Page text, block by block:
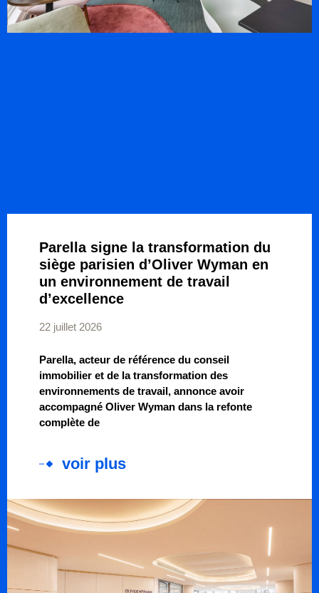
Parella signe la transformation du
siège parisien d’Oliver Wyman en
un environnement de travail
d’excellence
22 juillet 2026
Parella, acteur de référence du conseil
immobilier et de la transformation des
environnements de travail, annonce avoir
accompagné Oliver Wyman dans la refonte
complète de
voir plus